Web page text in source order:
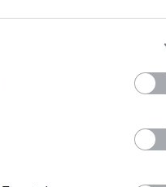
nem egyetlen
(EW)